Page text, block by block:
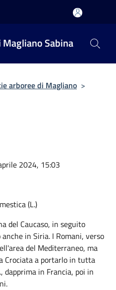
Magliano Sabina
arboree di Magliano >
2024, 15:03
(L.)
del Caucaso, in seguito
in Siria. I Romani, verso
del Mediterraneo, ma
Crociata a portarlo in tutta
dapprima in Francia, poi in